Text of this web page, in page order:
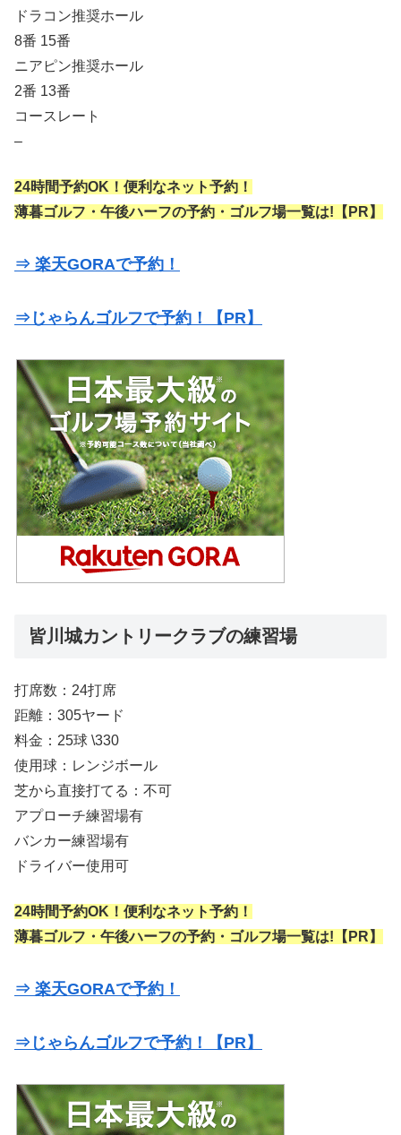
ドラコン推奨ホール
8番 15番
ニアピン推奨ホール
2番 13番
コースレート
–
24時間予約OK！便利なネット予約！
薄暮ゴルフ・午後ハーフの予約・ゴルフ場一覧は!【PR】
⇒ 楽天GORAで予約！
⇒じゃらんゴルフで予約！【PR】
皆川城カントリークラブの練習場
打席数：24打席
距離：305ヤード
料金：25球 \330
使用球：レンジボール
芝から直接打てる：不可
アプローチ練習場有
バンカー練習場有
ドライバー使用可
24時間予約OK！便利なネット予約！
薄暮ゴルフ・午後ハーフの予約・ゴルフ場一覧は!【PR】
⇒ 楽天GORAで予約！
⇒じゃらんゴルフで予約！【PR】